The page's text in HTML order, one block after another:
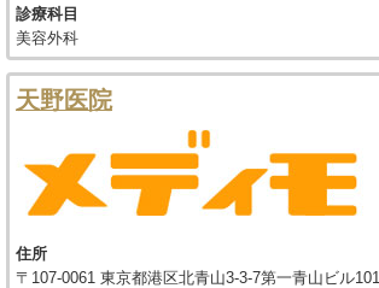
診療科目
美容外科
天野医院
住所
〒107-0061 東京都港区北青山3-3-7第一青山ビル101